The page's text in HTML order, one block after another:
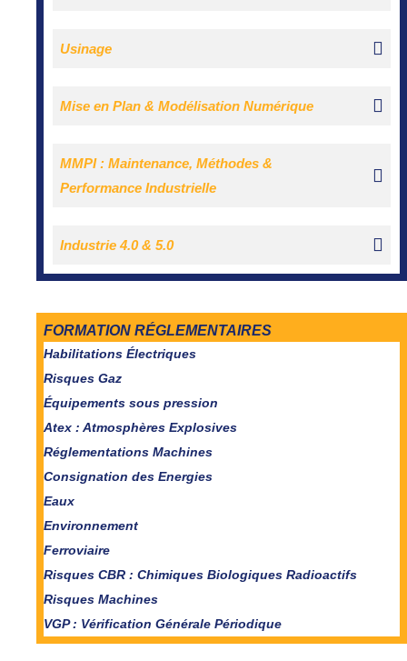
Usinage
Mise en Plan & Modélisation Numérique
MMPI : Maintenance, Méthodes &
Performance Industrielle
Industrie 4.0 & 5.0
FORMATION RÉGLEMENTAIRES
Habilitations Électriques
Risques Gaz
Équipements sous pression
Atex : Atmosphères Explosives
Réglementations Machines
Consignation des Energies
Eaux
Environnement
Ferroviaire
Risques CBR : Chimiques Biologiques Radioactifs
Risques Machines
VGP : Vérification Générale Périodique